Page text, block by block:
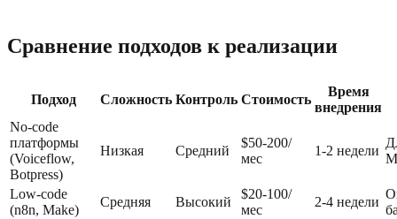
Сравнение подходов к реализации
Подход Сложность Контроль Стоимость
Время
внедрения
No-code
платформы
(Voiceflow,
Botpress)
Низкая Средний
$50-200/
мес
1-2 недели
Low-code
(n8n, Make)
Средняя Высокий
$20-100/
мес
2-4 недели